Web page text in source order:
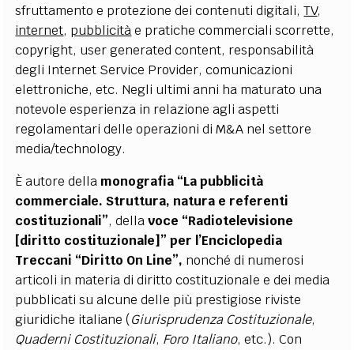
sfruttamento e protezione dei contenuti digitali,TV,
internet, pubblicitàe pratiche commerciali scorrette,
copyright, user generated content, responsabilità
degli Internet Service Provider, comunicazioni
elettroniche, etc. Negli ultimi anni ha maturato una
notevole esperienza in relazione agli aspetti
regolamentari delle operazioni di M&A nel settore
media/technology.
È autore della monografia “La pubblicità
commerciale. Struttura, natura e referenti
costituzionali”, dellavoce “Radiotelevisione
[diritto costituzionale]” per l’Enciclopedia
Treccani “Diritto On Line”, nonché di numerosi
articoli in materia di diritto costituzionale e dei media
pubblicati su alcune delle più prestigiose riviste
giuridiche italiane (Giurisprudenza Costituzionale,
Quaderni Costituzionali, Foro Italiano, etc.). Con